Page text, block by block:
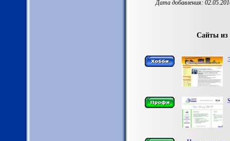
Дата добавления:
Сайты из